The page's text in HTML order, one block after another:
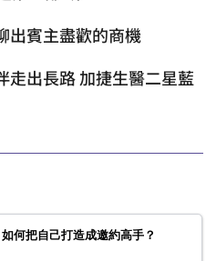
出賓主盡歡的商機
捷生醫二星藍
何把自己打造成邀約高手？